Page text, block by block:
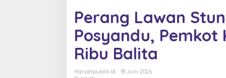
n
g
L
a
Perang Lawan
Posyandu, Pemkot
Ribu Balita
Harianpublik.id
18 Juni 2026